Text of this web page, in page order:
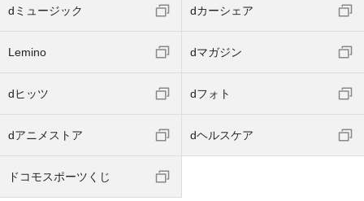
dミュージック dカーシェア
Lemino dマガジン
dヒッツ dフォト
dアニメストア dヘルスケア
ドコモスポーツくじ